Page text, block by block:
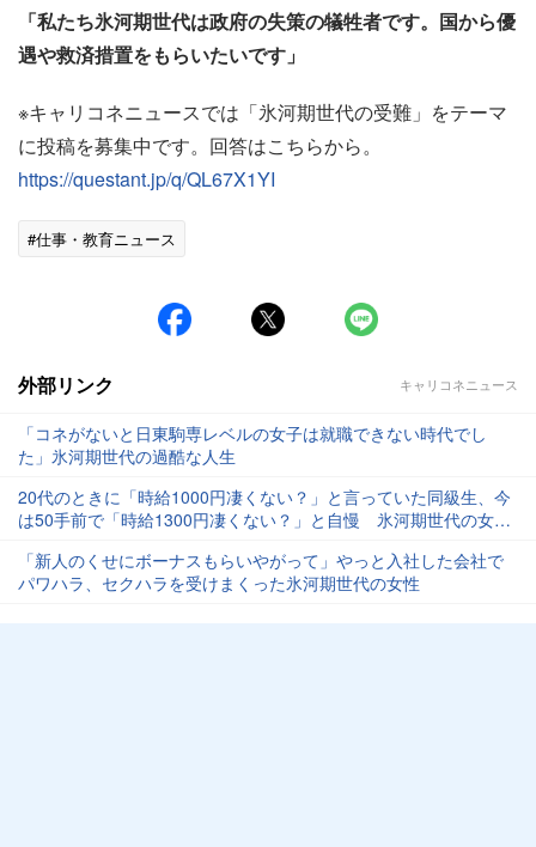
「私たち氷河期世代は政府の失策の犠牲者です。国から優
遇や救済措置をもらいたいです」
※キャリコネニュースでは「氷河期世代の受難」をテーマ
に投稿を募集中です。回答はこちらから。
https://questant.jp/q/QL67X1YI
#仕事・教育ニュース
外部リンク キャリコネニュース
「コネがないと日東駒専レベルの女子は就職できない時代でし
た」氷河期世代の過酷な人生
20代のときに「時給1000円凄くない？」と言っていた同級生、今
は50手前で「時給1300円凄くない？」と自慢 氷河期世代の女性
「新人のくせにボーナスもらいやがって」やっと入社した会社で
パワハラ、セクハラを受けまくった氷河期世代の女性